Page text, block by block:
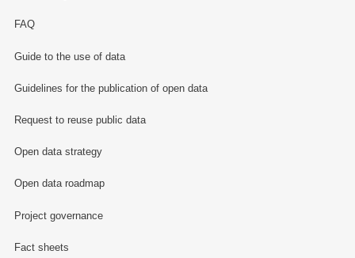
FAQ
Guide to the use of data
Guidelines for the publication of open data
Request to reuse public data
Open data strategy
Open data roadmap
Project governance
Fact sheets